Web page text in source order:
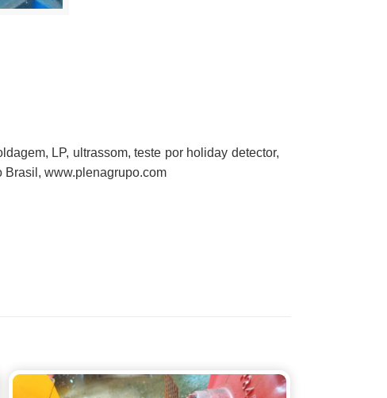
LP, ultrassom, teste por holiday detector,
Brasil, www.plenagrupo.com